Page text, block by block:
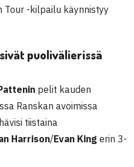
Tour -kilpailu käynnistyy
puolivälierissä
pelit kauden
Ranskan avoimissa
tiistaina
Harrison/Evan King erin 3-